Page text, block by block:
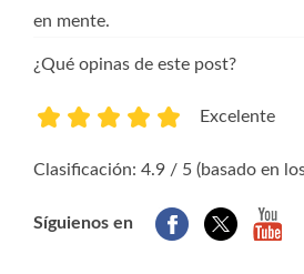
en mente.
¿Qué opinas de este post?
Excelente
Clasificación: 4.9 / 5 (basado en
Síguienos en